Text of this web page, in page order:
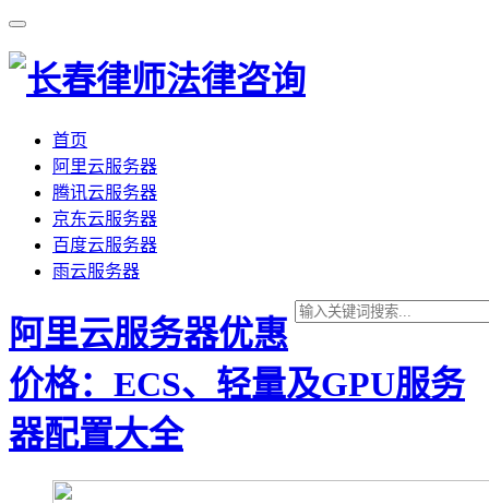
首页
阿里云服务器
腾讯云服务器
京东云服务器
百度云服务器
雨云服务器
阿里云服务器优惠
价格：ECS、轻量及GPU服务
器配置大全